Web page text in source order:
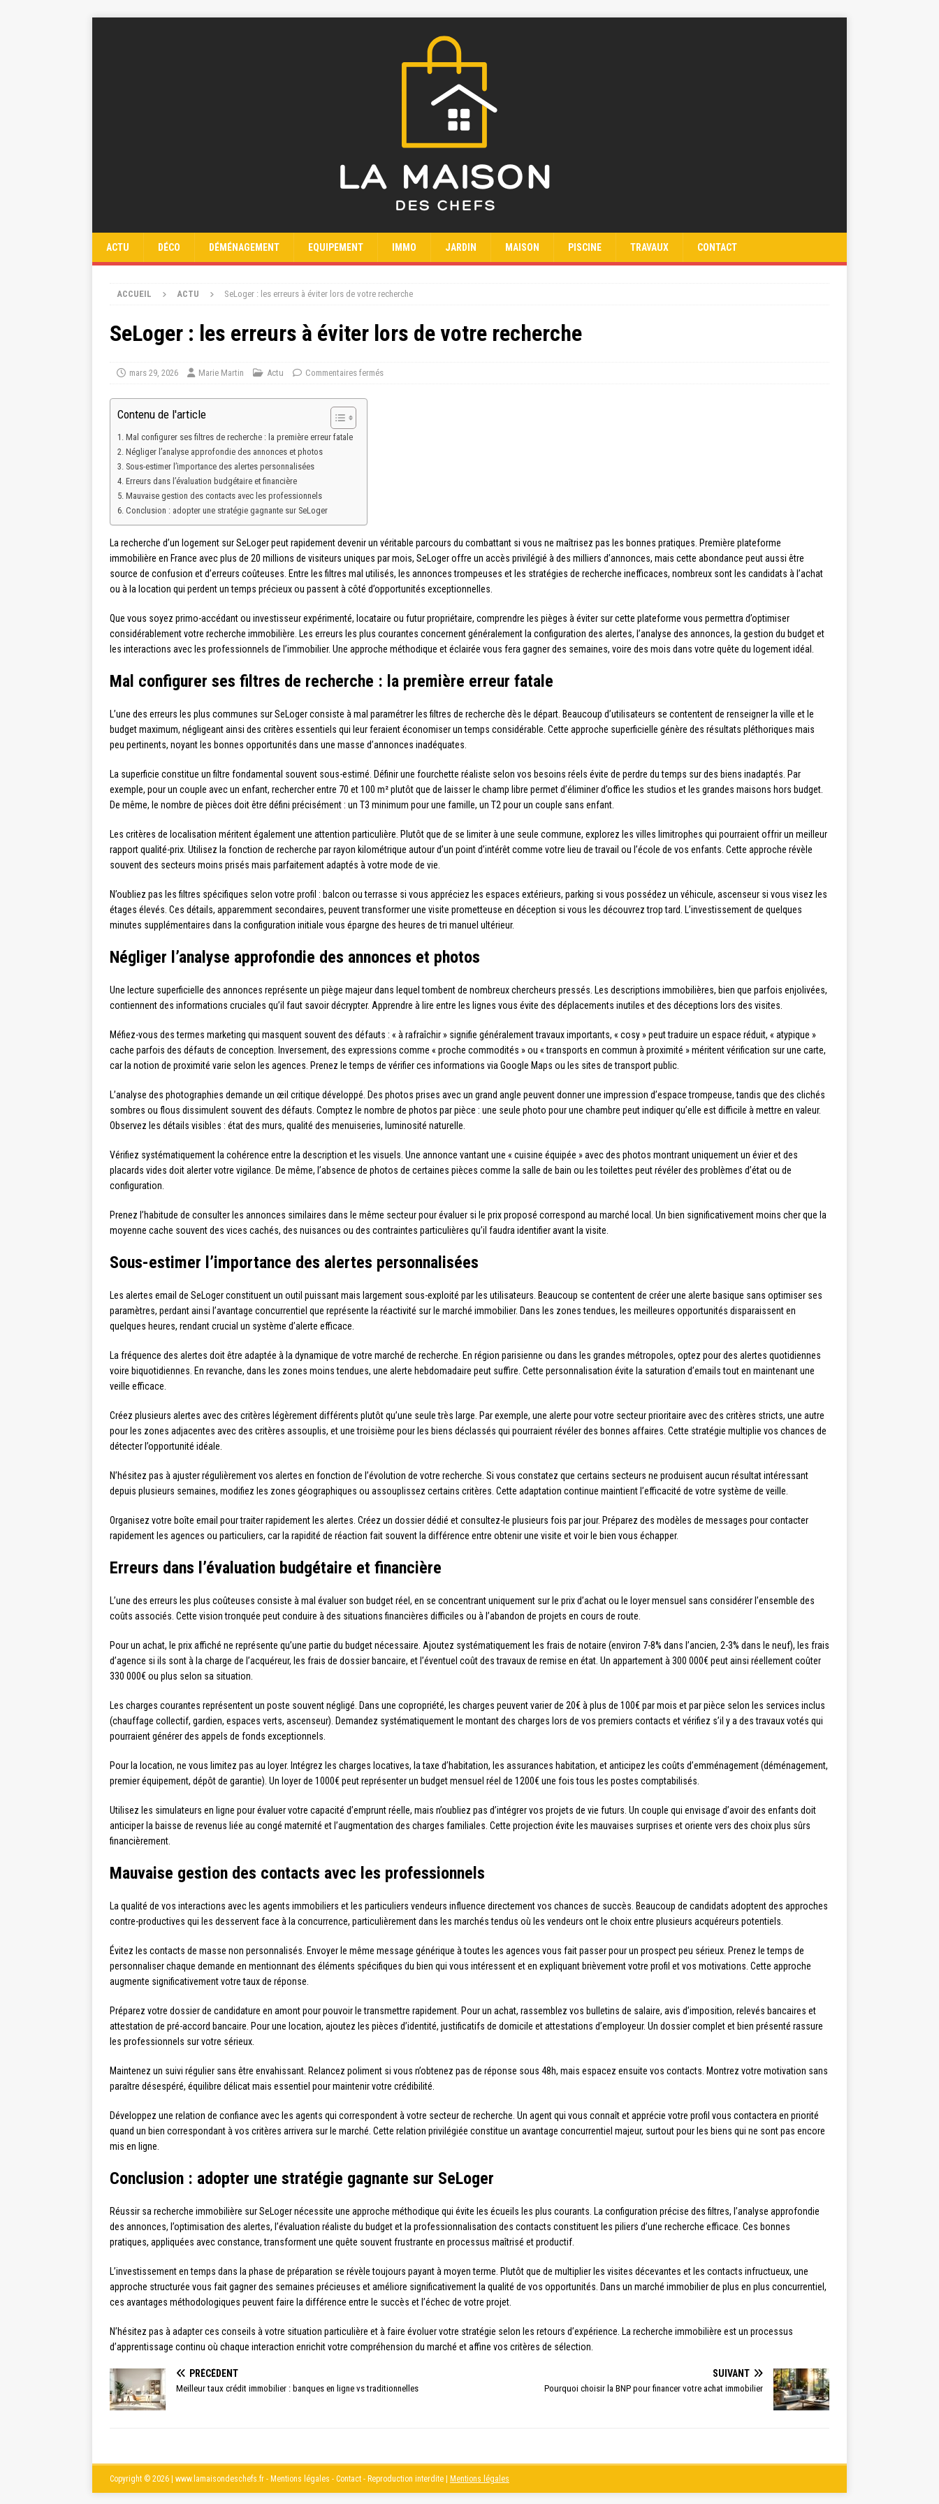
ACTU DÉCO DÉMÉNAGEMENT EQUIPEMENT IMMO JARDIN MAISON PISCINE TRAVAUX CONTACT
ACCUEIL ACTU SeLoger : les erreurs à éviter lors de votre recherche
SeLoger : les erreurs à éviter lors de votre recherche
mars 29, 2026 Marie Martin Actu Commentaires fermés
Contenu de l'article
Mal configurer ses filtres de recherche : la première erreur fatale
Négliger l’analyse approfondie des annonces et photos
Sous-estimer l’importance des alertes personnalisées
Erreurs dans l’évaluation budgétaire et financière
Mauvaise gestion des contacts avec les professionnels
Conclusion : adopter une stratégie gagnante sur SeLoger
La recherche d’un logement sur SeLoger peut rapidement devenir un véritable parcours du combattant si vous ne maîtrisez pas les bonnes pratiques. Première plateforme
immobilière en France avec plus de 20 millions de visiteurs uniques par mois, SeLoger offre un accès privilégié à des milliers d’annonces, mais cette abondance peut aussi être
source de confusion et d’erreurs coûteuses. Entre les filtres mal utilisés, les annonces trompeuses et les stratégies de recherche inefficaces, nombreux sont les candidats à l’achat
ou à la location qui perdent un temps précieux ou passent à côté d’opportunités exceptionnelles.
Que vous soyez primo-accédant ou investisseur expérimenté, locataire ou futur propriétaire, comprendre les pièges à éviter sur cette plateforme vous permettra d’optimiser
considérablement votre recherche immobilière. Les erreurs les plus courantes concernent généralement la configuration des alertes, l’analyse des annonces, la gestion du budget et
les interactions avec les professionnels de l’immobilier. Une approche méthodique et éclairée vous fera gagner des semaines, voire des mois dans votre quête du logement idéal.
Mal configurer ses filtres de recherche : la première erreur fatale
L’une des erreurs les plus communes sur SeLoger consiste à mal paramétrer les filtres de recherche dès le départ. Beaucoup d’utilisateurs se contentent de renseigner la ville et le
budget maximum, négligeant ainsi des critères essentiels qui leur feraient économiser un temps considérable. Cette approche superficielle génère des résultats pléthoriques mais
peu pertinents, noyant les bonnes opportunités dans une masse d’annonces inadéquates.
La superficie constitue un filtre fondamental souvent sous-estimé. Définir une fourchette réaliste selon vos besoins réels évite de perdre du temps sur des biens inadaptés. Par
exemple, pour un couple avec un enfant, rechercher entre 70 et 100 m² plutôt que de laisser le champ libre permet d’éliminer d’office les studios et les grandes maisons hors budget.
De même, le nombre de pièces doit être défini précisément : un T3 minimum pour une famille, un T2 pour un couple sans enfant.
Les critères de localisation méritent également une attention particulière. Plutôt que de se limiter à une seule commune, explorez les villes limitrophes qui pourraient offrir un meilleur
rapport qualité-prix. Utilisez la fonction de recherche par rayon kilométrique autour d’un point d’intérêt comme votre lieu de travail ou l’école de vos enfants. Cette approche révèle
souvent des secteurs moins prisés mais parfaitement adaptés à votre mode de vie.
N’oubliez pas les filtres spécifiques selon votre profil : balcon ou terrasse si vous appréciez les espaces extérieurs, parking si vous possédez un véhicule, ascenseur si vous visez les
étages élevés. Ces détails, apparemment secondaires, peuvent transformer une visite prometteuse en déception si vous les découvrez trop tard. L’investissement de quelques
minutes supplémentaires dans la configuration initiale vous épargne des heures de tri manuel ultérieur.
Négliger l’analyse approfondie des annonces et photos
Une lecture superficielle des annonces représente un piège majeur dans lequel tombent de nombreux chercheurs pressés. Les descriptions immobilières, bien que parfois enjolivées,
contiennent des informations cruciales qu’il faut savoir décrypter. Apprendre à lire entre les lignes vous évite des déplacements inutiles et des déceptions lors des visites.
Méfiez-vous des termes marketing qui masquent souvent des défauts : « à rafraîchir » signifie généralement travaux importants, « cosy » peut traduire un espace réduit, « atypique »
cache parfois des défauts de conception. Inversement, des expressions comme « proche commodités » ou « transports en commun à proximité » méritent vérification sur une carte,
car la notion de proximité varie selon les agences. Prenez le temps de vérifier ces informations via Google Maps ou les sites de transport public.
L’analyse des photographies demande un œil critique développé. Des photos prises avec un grand angle peuvent donner une impression d’espace trompeuse, tandis que des clichés
sombres ou flous dissimulent souvent des défauts. Comptez le nombre de photos par pièce : une seule photo pour une chambre peut indiquer qu’elle est difficile à mettre en valeur.
Observez les détails visibles : état des murs, qualité des menuiseries, luminosité naturelle.
Vérifiez systématiquement la cohérence entre la description et les visuels. Une annonce vantant une « cuisine équipée » avec des photos montrant uniquement un évier et des
placards vides doit alerter votre vigilance. De même, l’absence de photos de certaines pièces comme la salle de bain ou les toilettes peut révéler des problèmes d’état ou de
configuration.
Prenez l’habitude de consulter les annonces similaires dans le même secteur pour évaluer si le prix proposé correspond au marché local. Un bien significativement moins cher que la
moyenne cache souvent des vices cachés, des nuisances ou des contraintes particulières qu’il faudra identifier avant la visite.
Sous-estimer l’importance des alertes personnalisées
Les alertes email de SeLoger constituent un outil puissant mais largement sous-exploité par les utilisateurs. Beaucoup se contentent de créer une alerte basique sans optimiser ses
paramètres, perdant ainsi l’avantage concurrentiel que représente la réactivité sur le marché immobilier. Dans les zones tendues, les meilleures opportunités disparaissent en
quelques heures, rendant crucial un système d’alerte efficace.
La fréquence des alertes doit être adaptée à la dynamique de votre marché de recherche. En région parisienne ou dans les grandes métropoles, optez pour des alertes quotidiennes
voire biquotidiennes. En revanche, dans les zones moins tendues, une alerte hebdomadaire peut suffire. Cette personnalisation évite la saturation d’emails tout en maintenant une
veille efficace.
Créez plusieurs alertes avec des critères légèrement différents plutôt qu’une seule très large. Par exemple, une alerte pour votre secteur prioritaire avec des critères stricts, une autre
pour les zones adjacentes avec des critères assouplis, et une troisième pour les biens déclassés qui pourraient révéler des bonnes affaires. Cette stratégie multiplie vos chances de
détecter l’opportunité idéale.
N’hésitez pas à ajuster régulièrement vos alertes en fonction de l’évolution de votre recherche. Si vous constatez que certains secteurs ne produisent aucun résultat intéressant
depuis plusieurs semaines, modifiez les zones géographiques ou assouplissez certains critères. Cette adaptation continue maintient l’efficacité de votre système de veille.
Organisez votre boîte email pour traiter rapidement les alertes. Créez un dossier dédié et consultez-le plusieurs fois par jour. Préparez des modèles de messages pour contacter
rapidement les agences ou particuliers, car la rapidité de réaction fait souvent la différence entre obtenir une visite et voir le bien vous échapper.
Erreurs dans l’évaluation budgétaire et financière
L’une des erreurs les plus coûteuses consiste à mal évaluer son budget réel, en se concentrant uniquement sur le prix d’achat ou le loyer mensuel sans considérer l’ensemble des
coûts associés. Cette vision tronquée peut conduire à des situations financières difficiles ou à l’abandon de projets en cours de route.
Pour un achat, le prix affiché ne représente qu’une partie du budget nécessaire. Ajoutez systématiquement les frais de notaire (environ 7-8% dans l’ancien, 2-3% dans le neuf), les frais
d’agence si ils sont à la charge de l’acquéreur, les frais de dossier bancaire, et l’éventuel coût des travaux de remise en état. Un appartement à 300 000€ peut ainsi réellement coûter
330 000€ ou plus selon sa situation.
Les charges courantes représentent un poste souvent négligé. Dans une copropriété, les charges peuvent varier de 20€ à plus de 100€ par mois et par pièce selon les services inclus
(chauffage collectif, gardien, espaces verts, ascenseur). Demandez systématiquement le montant des charges lors de vos premiers contacts et vérifiez s’il y a des travaux votés qui
pourraient générer des appels de fonds exceptionnels.
Pour la location, ne vous limitez pas au loyer. Intégrez les charges locatives, la taxe d’habitation, les assurances habitation, et anticipez les coûts d’emménagement (déménagement,
premier équipement, dépôt de garantie). Un loyer de 1000€ peut représenter un budget mensuel réel de 1200€ une fois tous les postes comptabilisés.
Utilisez les simulateurs en ligne pour évaluer votre capacité d’emprunt réelle, mais n’oubliez pas d’intégrer vos projets de vie futurs. Un couple qui envisage d’avoir des enfants doit
anticiper la baisse de revenus liée au congé maternité et l’augmentation des charges familiales. Cette projection évite les mauvaises surprises et oriente vers des choix plus sûrs
financièrement.
Mauvaise gestion des contacts avec les professionnels
La qualité de vos interactions avec les agents immobiliers et les particuliers vendeurs influence directement vos chances de succès. Beaucoup de candidats adoptent des approches
contre-productives qui les desservent face à la concurrence, particulièrement dans les marchés tendus où les vendeurs ont le choix entre plusieurs acquéreurs potentiels.
Évitez les contacts de masse non personnalisés. Envoyer le même message générique à toutes les agences vous fait passer pour un prospect peu sérieux. Prenez le temps de
personnaliser chaque demande en mentionnant des éléments spécifiques du bien qui vous intéressent et en expliquant brièvement votre profil et vos motivations. Cette approche
augmente significativement votre taux de réponse.
Préparez votre dossier de candidature en amont pour pouvoir le transmettre rapidement. Pour un achat, rassemblez vos bulletins de salaire, avis d’imposition, relevés bancaires et
attestation de pré-accord bancaire. Pour une location, ajoutez les pièces d’identité, justificatifs de domicile et attestations d’employeur. Un dossier complet et bien présenté rassure
les professionnels sur votre sérieux.
Maintenez un suivi régulier sans être envahissant. Relancez poliment si vous n’obtenez pas de réponse sous 48h, mais espacez ensuite vos contacts. Montrez votre motivation sans
paraître désespéré, équilibre délicat mais essentiel pour maintenir votre crédibilité.
Développez une relation de confiance avec les agents qui correspondent à votre secteur de recherche. Un agent qui vous connaît et apprécie votre profil vous contactera en priorité
quand un bien correspondant à vos critères arrivera sur le marché. Cette relation privilégiée constitue un avantage concurrentiel majeur, surtout pour les biens qui ne sont pas encore
mis en ligne.
Conclusion : adopter une stratégie gagnante sur SeLoger
Réussir sa recherche immobilière sur SeLoger nécessite une approche méthodique qui évite les écueils les plus courants. La configuration précise des filtres, l’analyse approfondie
des annonces, l’optimisation des alertes, l’évaluation réaliste du budget et la professionnalisation des contacts constituent les piliers d’une recherche efficace. Ces bonnes
pratiques, appliquées avec constance, transforment une quête souvent frustrante en processus maîtrisé et productif.
L’investissement en temps dans la phase de préparation se révèle toujours payant à moyen terme. Plutôt que de multiplier les visites décevantes et les contacts infructueux, une
approche structurée vous fait gagner des semaines précieuses et améliore significativement la qualité de vos opportunités. Dans un marché immobilier de plus en plus concurrentiel,
ces avantages méthodologiques peuvent faire la différence entre le succès et l’échec de votre projet.
N’hésitez pas à adapter ces conseils à votre situation particulière et à faire évoluer votre stratégie selon les retours d’expérience. La recherche immobilière est un processus
d’apprentissage continu où chaque interaction enrichit votre compréhension du marché et affine vos critères de sélection.
PRÉCÉDENT
Meilleur taux crédit immobilier : banques en ligne vs traditionnelles
SUIVANT
Pourquoi choisir la BNP pour financer votre achat immobilier
Copyright © 2026 | www.lamaisondeschefs.fr - Mentions légales - Contact - Reproduction interdite Mentions légales